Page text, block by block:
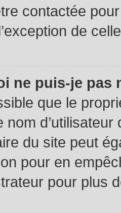
contactée
de
ne puis-je pas
que le
nom
du site peut
pour en
pour plus